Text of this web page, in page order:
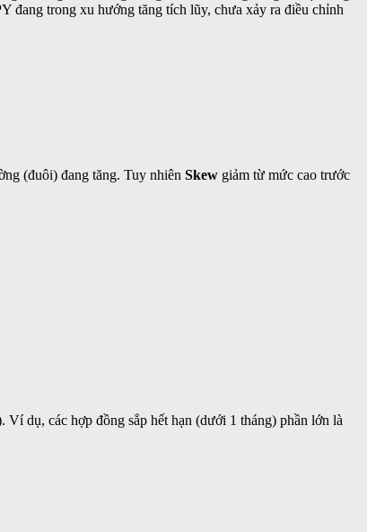
đang trong xu hướng tăng tích lũy, chưa xảy ra điều chỉnh
(đuôi) đang tăng. Tuy nhiên Skew giảm từ mức cao trước
dụ, các hợp đồng sắp hết hạn (dưới 1 tháng) phần lớn là